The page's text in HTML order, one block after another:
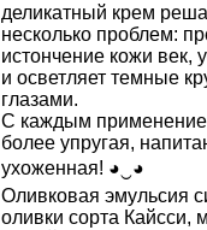
деликатный крем
несколько проблем:
истончение кожи век,
и осветляет темные
глазами.
С каждым
более упругая,
ухоженная! ◕‿◕
Оливковая эмульсия
оливки сорта Кайсси,